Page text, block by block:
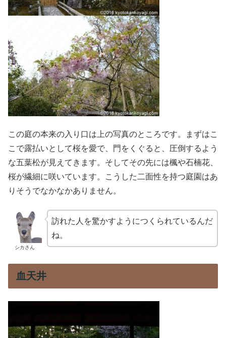
この庭の本来の入り口は上の写真のところです。まずはこ
こで露払いとして桜を愛で、門をくぐると、圧倒するよう
な五葉松が見えてきます。そしてその先には楓や石楠花、
桜が繊細に咲いています。こうした二面性を持つ庭園はあ
りそうでなかなかありません。
シカさん
訪れた人を驚かすようにつくられているんだ
ね。
血天井